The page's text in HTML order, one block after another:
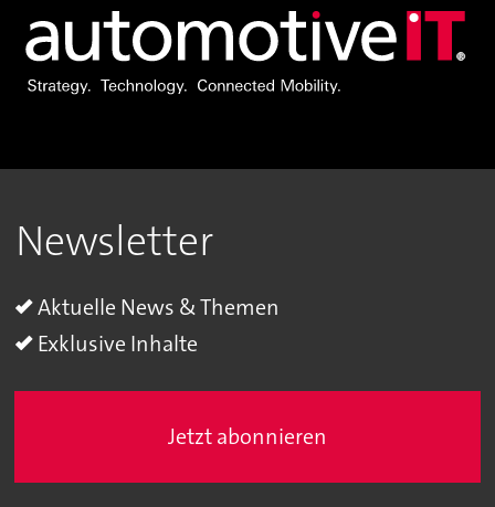
Newsletter
Aktuelle News & Themen
Exklusive Inhalte
Jetzt abonnieren